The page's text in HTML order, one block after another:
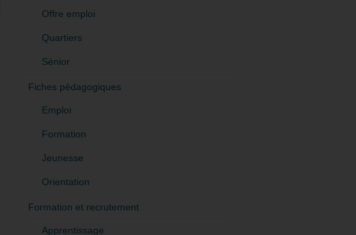
Offre emploi
Quartiers
Sénior
Fiches pédagogiques
Emploi
Formation
Jeunesse
Orientation
Formation et recrutement
Apprentissage